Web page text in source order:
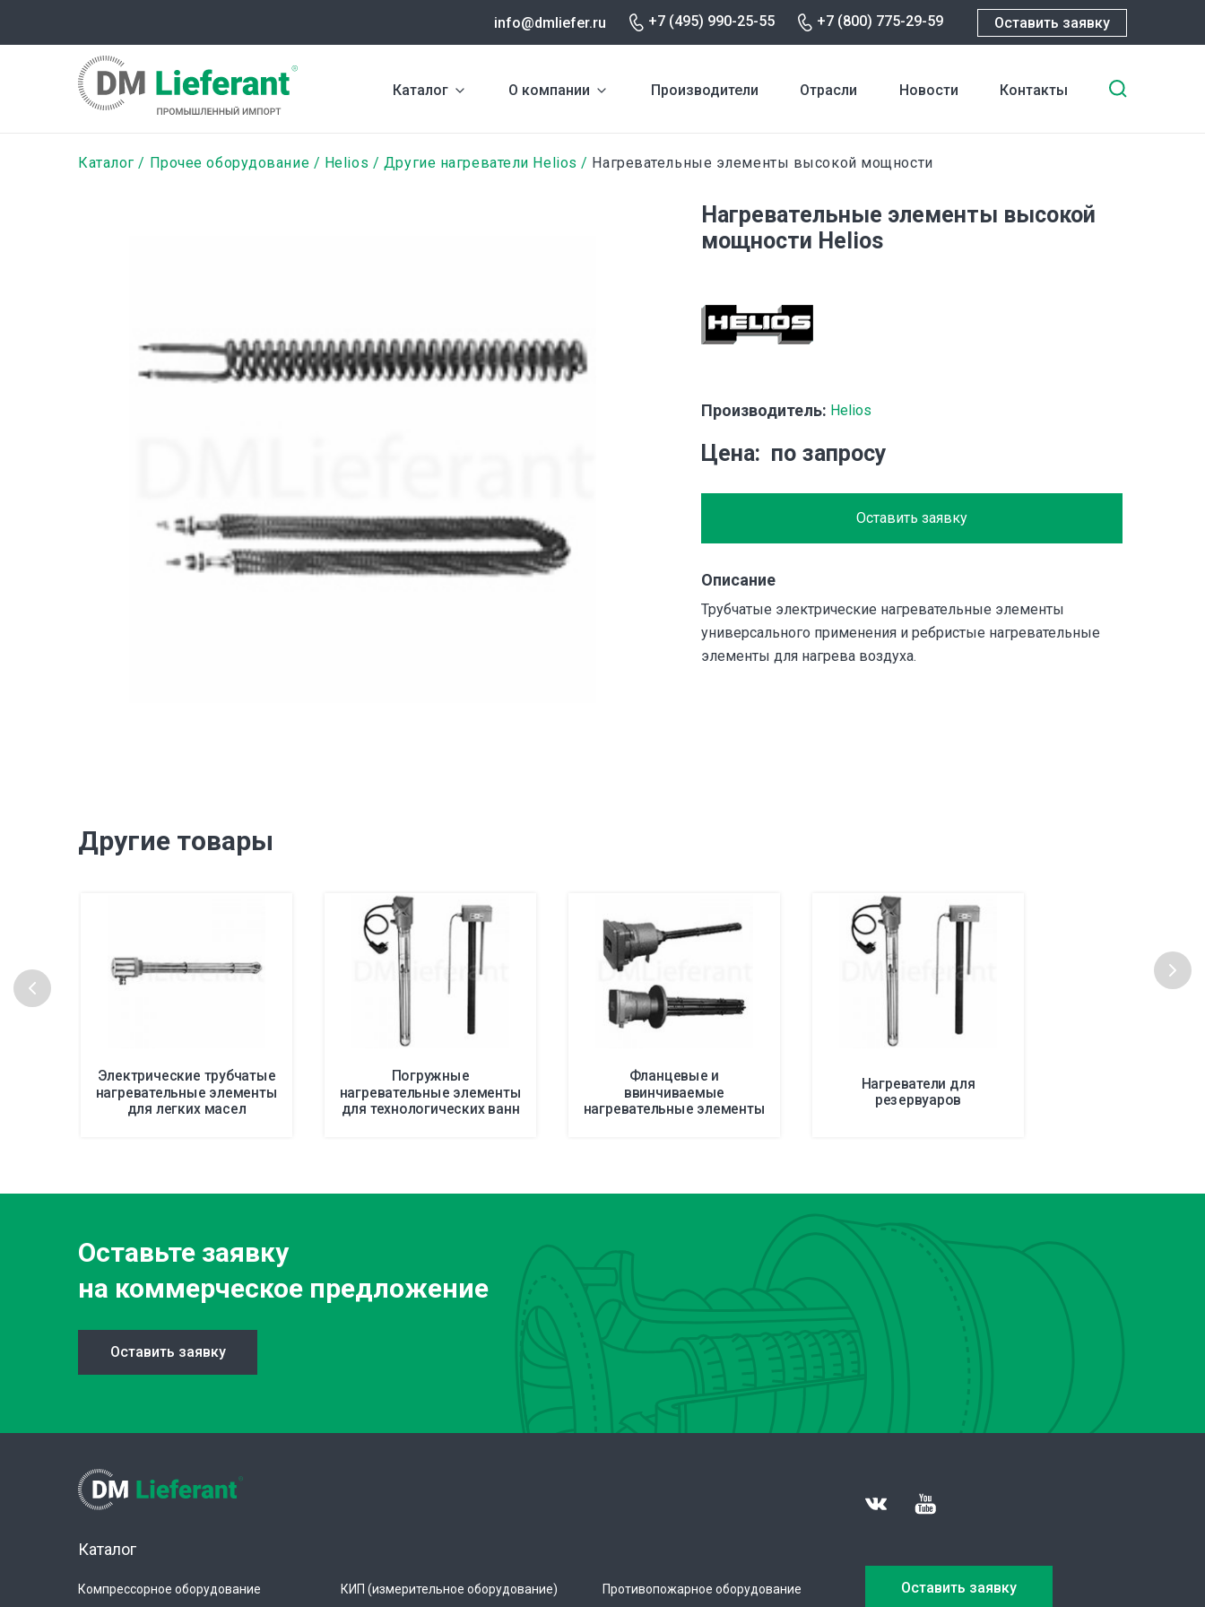
содержанию
info@dmliefer.ru +7 (495) 990-25-55 +7 (800) 775-29-59 Оставить заявку
Каталог О компании Производители Отрасли Новости Контакты
Строка
Каталог Прочее оборудование Helios Другие нагреватели Helios Нагревательные элементы высокой мощности
Нагревательные элементы высокой
мощности Helios
Производитель: Helios
Цена по запросу
Оставить заявку
Описание
Трубчатые электрические нагревательные элементы
универсального применения и ребристые нагревательные
элементы для нагрева воздуха.
Другие товары
Электрические трубчатые
нагревательные элементы
для легких масел
Погружные
нагревательные элементы
для технологических ванн
Фланцевые и
ввинчиваемые
нагревательные элементы
Нагреватели для
резервуаров
Оставьте заявку
на коммерческое предложение
Оставить заявку
Каталог
Компрессорное оборудование
КИП (измерительное оборудование)
Противопожарное оборудование
Оставить заявку